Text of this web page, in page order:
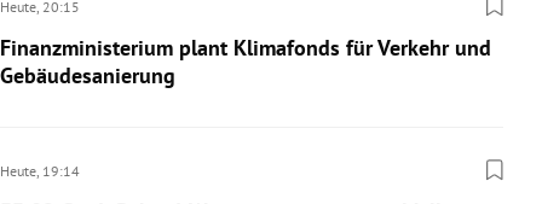
Heute, 20:15
Finanzministerium plant Klimafonds für Verkehr und
Gebäudesanierung
Heute, 19:14